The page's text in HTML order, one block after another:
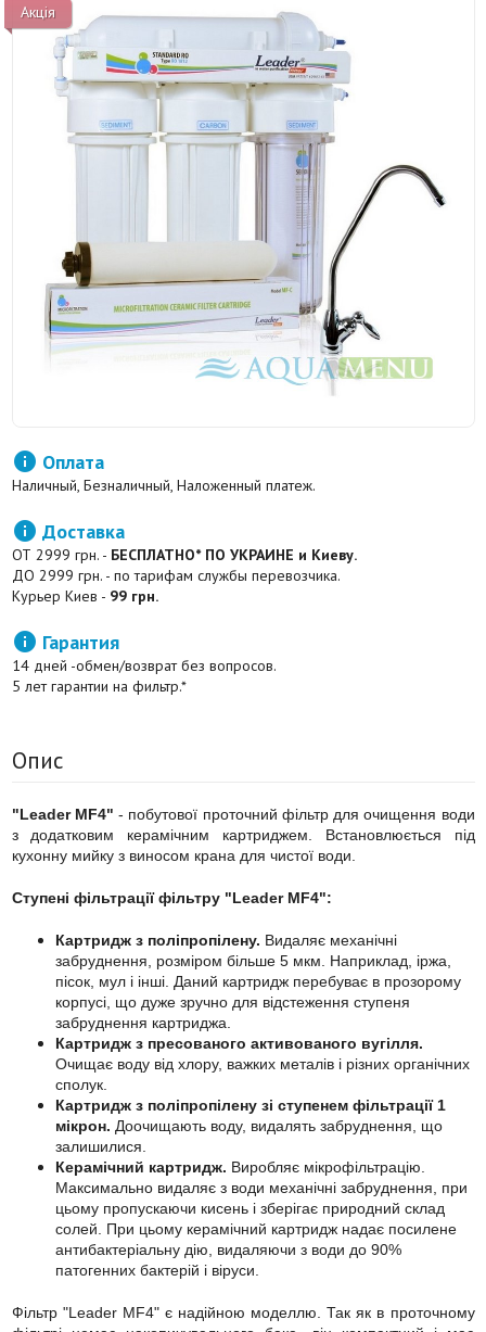
Акція
 Оплата
Наличный, Безналичный, Наложенный платеж.
 Доставка
ОТ 2999 грн. - БЕСПЛАТНО* ПО УКРАИНЕ и Киеву.
ДО 2999 грн. - по тарифам службы перевозчика.
Курьер Киев - 99 грн.
 Гарантия
14 дней -обмен/возврат без вопросов.
5 лет гарантии на фильтр.*
Опис
"Leader MF4" - побутової проточний фільтр для очищення води
з додатковим керамічним картриджем. Встановлюється під
кухонну мийку з виносом крана для чистої води.
Ступені фільтрації фільтру "Leader MF4":
Картридж з поліпропілену. Видаляє механічні
забруднення, розміром більше 5 мкм. Наприклад, іржа,
пісок, мул і інші. Даний картридж перебуває в прозорому
корпусі, що дуже зручно для відстеження ступеня
забруднення картриджа.
Картридж з пресованого активованого вугілля.
Очищає воду від хлору, важких металів і різних органічних
сполук.
Картридж з поліпропілену зі ступенем фільтрації 1
мікрон. Доочищають воду, видалять забруднення, що
залишилися.
Керамічний картридж. Виробляє мікрофільтрацію.
Максимально видаляє з води механічні забруднення, при
цьому пропускаючи кисень і зберігає природний склад
солей. При цьому керамічний картридж надає посилене
антибактеріальну дію, видаляючи з води до 90%
патогенних бактерій і віруси.
Фільтр "Leader MF4" є надійною моделлю. Так як в проточному